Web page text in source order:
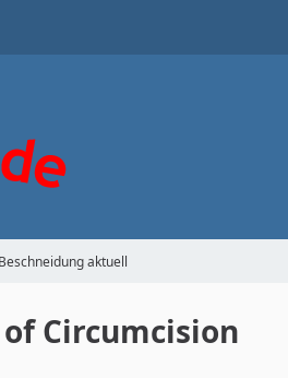
Beschneidung aktuell
Circumcision